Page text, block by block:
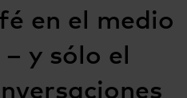
en el medio
y sólo el